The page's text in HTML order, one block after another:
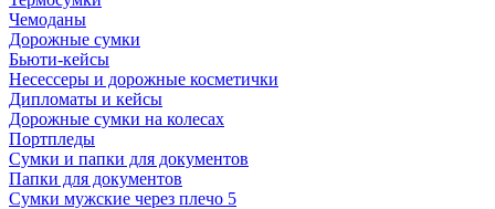
Чемоданы
Дорожные сумки
Бьюти-кейсы
Несессеры и дорожные косметички
Дипломаты и кейсы
Дорожные сумки на колесах
Портпледы
Сумки и папки для документов
Папки для документов
Сумки мужские через плечо 5